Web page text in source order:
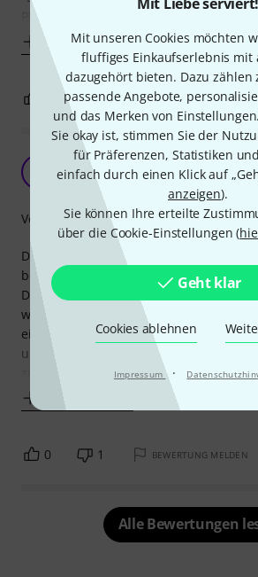
Mit unseren Cookies möchten
fluffiges Einkaufserlebnis mit
dazugehört bieten. Dazu zählen
passende Angebote,
und das Merken von
Sie okay ist, stimmen Sie der
für Präferenzen, Statistiken
einfach durch einen Klick auf
anzeigen).
Sie können Ihre erteilte
über die Cookie-Einstellungen (
Geht klar
Cookies ablehnen
Impressum ·
Platz.
Mehr anzeigen
0 BEWERTUNG MELDEN
nicht sehr flexibel
Tieftonliebhaber
Das Patch Cable ist einwandfrei
beeindruckender Qualität. Von daher
Doch in der Anwendung zeigt sich das
wiederspenstig, die Goldteile sind
eigentliche Kabelteil relativ kurz, was
unflexibel macht. Um zwei Treter
zu platzieren ist dieser superkurze
Verarbeitung
0 1 BEWERTUNG MELDEN
Alle Bewertungen